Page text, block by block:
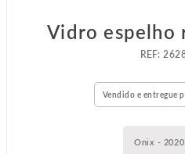
Vidro
:
Vendido e entregue
Onix -